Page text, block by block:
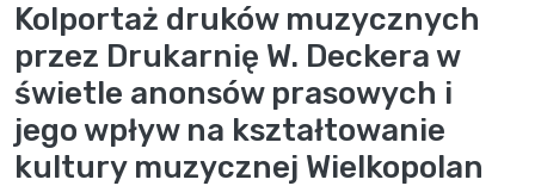
Kolportaż druków muzycznych
przez Drukarnię W. Deckera w
świetle anonsów prasowych i
jego wpływ na kształtowanie
kultury muzycznej Wielkopolan